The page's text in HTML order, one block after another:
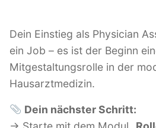
Dein Einstieg als Physician
ein Job – es ist der Beginn
Mitgestaltungsrolle in der
Hausarztmedizin.
Dein nächster Schritt: